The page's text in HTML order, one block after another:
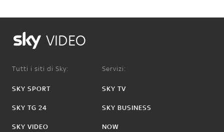
VIDEO
Tutti i siti di Sky:
SKY SPORT
SKY TG 24
SKY VIDEO
Servizi:
SKY TV
SKY BUSINESS
NOW